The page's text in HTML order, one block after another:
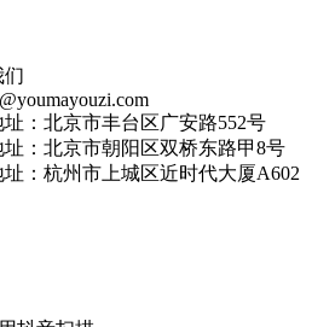
们
址：北京市丰台区广安路552号
址：北京市朝阳区双桥东路甲8号
址：杭州市上城区近时代大厦A602